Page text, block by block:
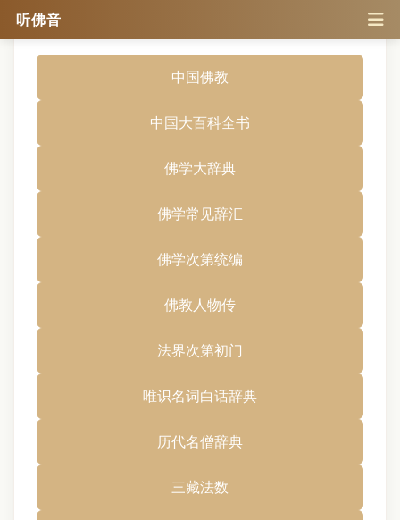
听佛音
中国佛教
中国大百科全书
佛学大辞典
佛学常见辞汇
佛学次第统编
佛教人物传
法界次第初门
唯识名词白话辞典
历代名僧辞典
三藏法数